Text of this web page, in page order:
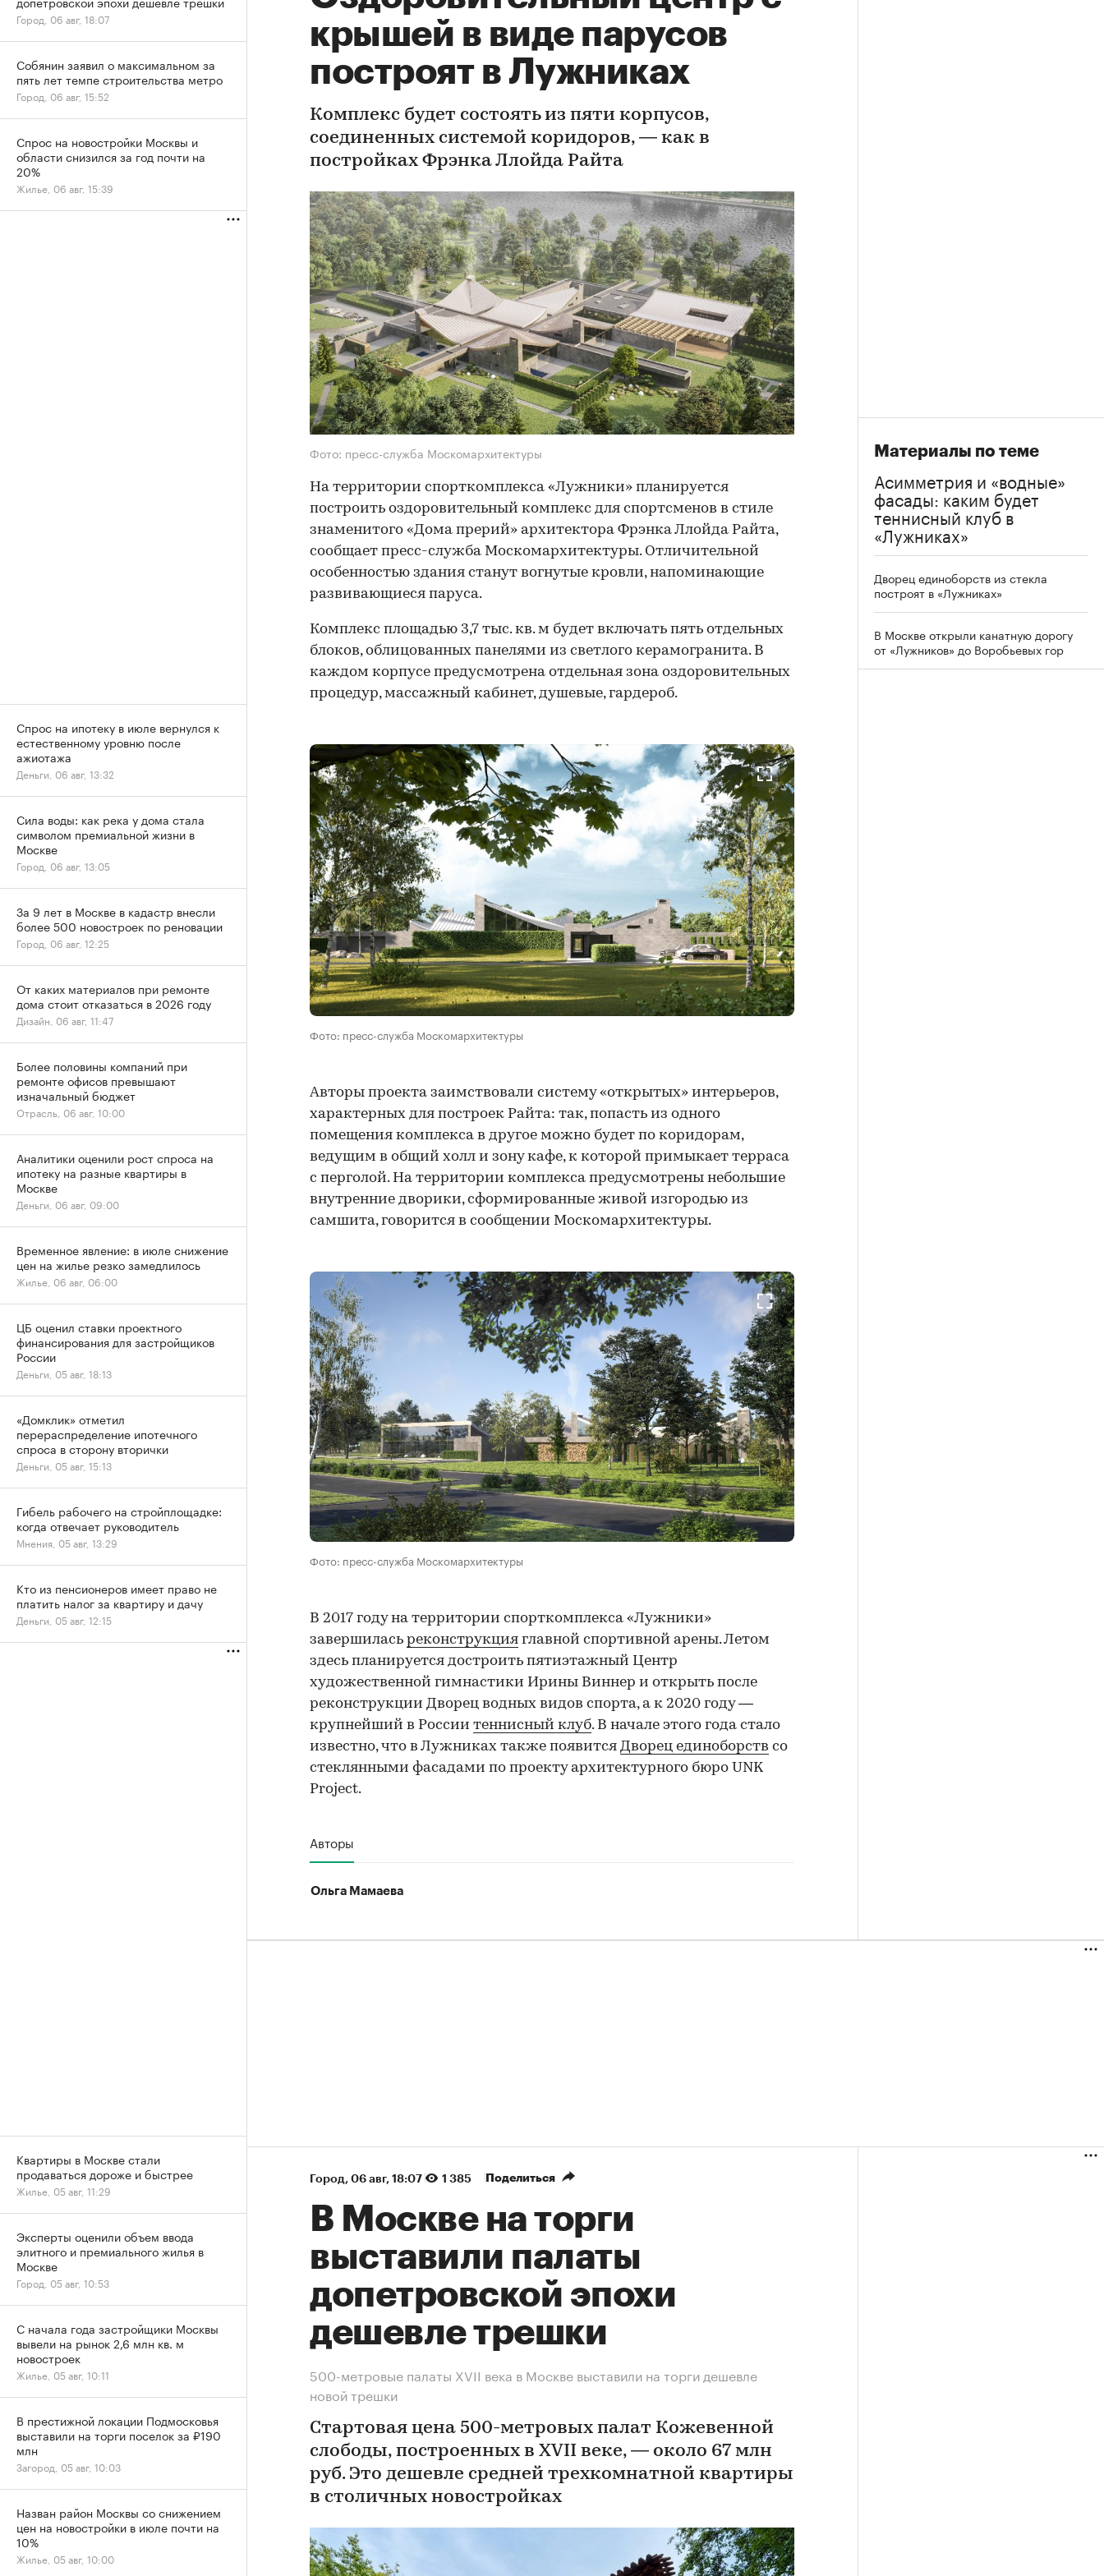
крышей в виде парусов
построят в Лужниках
Комплекс будет состоять из пяти корпусов,
соединенных системой коридоров, — как в
постройках Фрэнка Ллойда Райта
Фото: пресс-служба Москомархитектуры
На территории спорткомплекса «Лужники» планируется
построить оздоровительный комплекс для спортсменов в стиле
знаменитого «Дома прерий» архитектора Фрэнка Ллойда Райта,
сообщает пресс-служба Москомархитектуры. Отличительной
особенностью здания станут вогнутые кровли, напоминающие
развивающиеся паруса.
Комплекс площадью 3,7 тыс. кв. м будет включать пять отдельных
блоков, облицованных панелями из светлого керамогранита. В
каждом корпусе предусмотрена отдельная зона оздоровительных
процедур, массажный кабинет, душевые, гардероб.
Фото: пресс-служба Москомархитектуры
Авторы проекта заимствовали систему «открытых» интерьеров,
характерных для построек Райта: так, попасть из одного
помещения комплекса в другое можно будет по коридорам,
ведущим в общий холл и зону кафе, к которой примыкает терраса
с перголой. На территории комплекса предусмотрены небольшие
внутренние дворики, сформированные живой изгородью из
самшита, говорится в сообщении Москомархитектуры.
Фото: пресс-служба Москомархитектуры
В 2017 году на территории спорткомплекса «Лужники»
завершилась реконструкция главной спортивной арены. Летом
здесь планируется достроить пятиэтажный Центр
художественной гимнастики Ирины Виннер и открыть после
реконструкции Дворец водных видов спорта, а к 2020 году —
крупнейший в России теннисный клуб. В начале этого года стало
известно, что в Лужниках также появится Дворец единоборств со
стеклянными фасадами по проекту архитектурного бюро UNK
Project.
Авторы
Ольга Мамаева
Материалы по теме
Асимметрия и «водные»
фасады: каким будет
теннисный клуб в
«Лужниках»
Дворец единоборств из стекла
построят в «Лужниках»
В Москве открыли канатную дорогу
от «Лужников» до Воробьевых гор
Город⁠, 06 авг, 18:07 1 385 Поделиться
В Москве на торги
выставили палаты
допетровской эпохи
дешевле трешки
500-метровые палаты XVII века в Москве выставили на торги дешевле
новой трешки
Стартовая цена 500-метровых палат Кожевенной
слободы, построенных в XVII веке, — около 67 млн
руб. Это дешевле средней трехкомнатной квартиры
в столичных новостройках
Город, 06 авг, 18:07
Собянин заявил о максимальном за
пять лет темпе строительства метро
Город, 06 авг, 15:52
Спрос на новостройки Москвы и
области снизился за год почти на
20%
Жилье, 06 авг, 15:39
Спрос на ипотеку в июле вернулся к
естественному уровню после
ажиотажа
Деньги, 06 авг, 13:32
Сила воды: как река у дома стала
символом премиальной жизни в
Москве
Город, 06 авг, 13:05
За 9 лет в Москве в кадастр внесли
более 500 новостроек по реновации
Город, 06 авг, 12:25
От каких материалов при ремонте
дома стоит отказаться в 2026 году
Дизайн, 06 авг, 11:47
Более половины компаний при
ремонте офисов превышают
изначальный бюджет
Отрасль, 06 авг, 10:00
Аналитики оценили рост спроса на
ипотеку на разные квартиры в
Москве
Деньги, 06 авг, 09:00
Временное явление: в июле снижение
цен на жилье резко замедлилось
Жилье, 06 авг, 06:00
ЦБ оценил ставки проектного
финансирования для застройщиков
России
Деньги, 05 авг, 18:13
«Домклик» отметил
перераспределение ипотечного
спроса в сторону вторички
Деньги, 05 авг, 15:13
Гибель рабочего на стройплощадке:
когда отвечает руководитель
Мнения, 05 авг, 13:29
Кто из пенсионеров имеет право не
платить налог за квартиру и дачу
Деньги, 05 авг, 12:15
Квартиры в Москве стали
продаваться дороже и быстрее
Жилье, 05 авг, 11:29
Эксперты оценили объем ввода
элитного и премиального жилья в
Москве
Город, 05 авг, 10:53
С начала года застройщики Москвы
вывели на рынок 2,6 млн кв. м
новостроек
Жилье, 05 авг, 10:11
В престижной локации Подмосковья
выставили на торги поселок за ₽190
млн
Загород, 05 авг, 10:03
Назван район Москвы со снижением
цен на новостройки в июле почти на
10%
Жилье, 05 авг, 10:00